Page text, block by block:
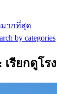
มากที่สุด
by categories
เรียกดูโร